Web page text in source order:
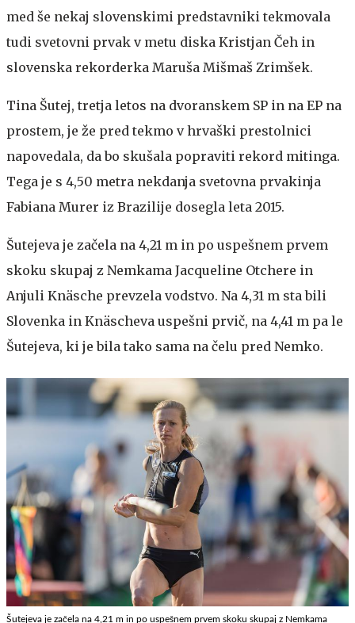
med še nekaj slovenskimi predstavniki tekmovala
tudi svetovni prvak v metu diska Kristjan Čeh in
slovenska rekorderka Maruša Mišmaš Zrimšek.
Tina Šutej, tretja letos na dvoranskem SP in na EP na
prostem, je že pred tekmo v hrvaški prestolnici
napovedala, da bo skušala popraviti rekord mitinga.
Tega je s 4,50 metra nekdanja svetovna prvakinja
Fabiana Murer iz Brazilije dosegla leta 2015.
Šutejeva je začela na 4,21 m in po uspešnem prvem
skoku skupaj z Nemkama Jacqueline Otchere in
Anjuli Knäsche prevzela vodstvo. Na 4,31 m sta bili
Slovenka in Knäscheva uspešni prvič, na 4,41 m pa le
Šutejeva, ki je bila tako sama na čelu pred Nemko.
Šutejeva je začela na 4,21 m in po uspešnem prvem skoku skupaj z Nemkama